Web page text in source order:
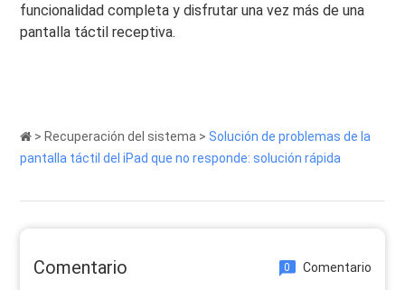
funcionalidad completa y disfrutar una vez más de una
pantalla táctil receptiva.
> Recuperación del sistema >Solución de problemas de la
pantalla táctil del iPad que no responde: solución rápida
Comentario 0 Comentario